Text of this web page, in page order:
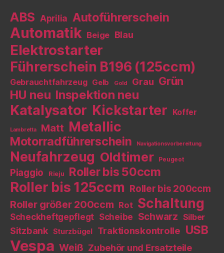
ABS Aprilia Autoführerschein
Automatik Beige Blau
Elektrostarter
Führerschein B196 (125ccm)
Gebrauchtfahrzeug Gelb Gold Grau Grün
HU neu Inspektion neu
Katalysator Kickstarter Koffer
Lambretta Matt Metallic
Motorradführerschein Navigationsvorbereitung
Neufahrzeug Oldtimer Peugeot
Piaggio Rieju Roller bis 50ccm
Roller bis 125ccm Roller bis 200ccm
Roller größer 200ccm Rot Schaltung
Scheckheftgepflegt Scheibe Schwarz Silber
Sitzbank Sturzbügel Traktionskontrolle USB
Vespa Weiß Zubehör und Ersatzteile